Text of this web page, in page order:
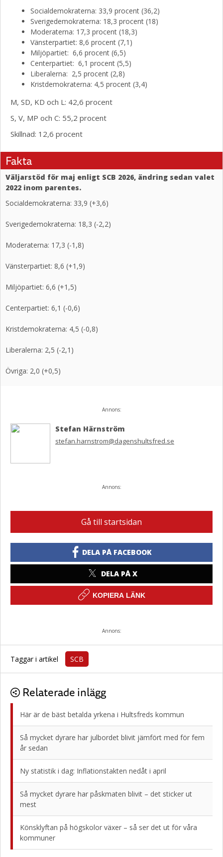
Socialdemokraterna: 33,9 procent (36,2)
Sverigedemokraterna: 18,3 procent (18)
Moderaterna: 17,3 procent (18,3)
Vänsterpartiet: 8,6 procent (7,1)
Miljöpartiet: 6,6 procent (6,5)
Centerpartiet: 6,1 procent (5,5)
Liberalerna: 2,5 procent (2,8)
Kristdemokraterna: 4,5 procent (3,4)
M, SD, KD och L: 42,6 procent
S, V, MP och C: 55,2 procent
Skillnad: 12,6 procent
Fakta
Väljarstöd för maj enligt SCB 2026, ändring sedan valet
2022 inom parentes.
Socialdemokraterna: 33,9 (+3,6)
Sverigedemokraterna: 18,3 (-2,2)
Moderaterna: 17,3 (-1,8)
Vänsterpartiet: 8,6 (+1,9)
Miljöpartiet: 6,6 (+1,5)
Centerpartiet: 6,1 (-0,6)
Kristdemokraterna: 4,5 (-0,8)
Liberalerna: 2,5 (-2,1)
Övriga: 2,0 (+0,5)
Annons:
Stefan Härnström
stefan.harnstrom@dagenshultsfred.se
Annons:
Gå till startsidan
DELA PÅ FACEBOOK
DELA PÅ X
KOPIERA LÄNK
Annons:
Taggar i artikel SCB
Relaterade inlägg
Här är de bäst betalda yrkena i Hultsfreds kommun
Så mycket dyrare har julbordet blivit jämfört med för fem
år sedan
Ny statistik i dag: Inflationstakten nedåt i april
Så mycket dyrare har påskmaten blivit – det sticker ut
mest
Könsklyftan på högskolor växer – så ser det ut för våra
kommuner